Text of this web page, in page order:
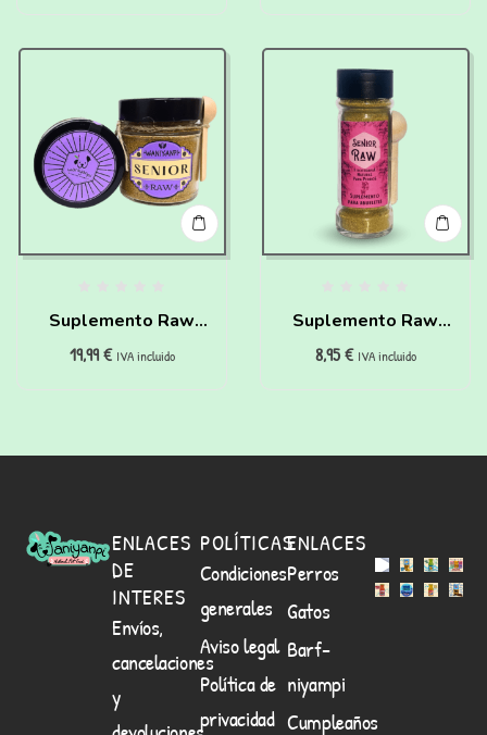
(200g)
Suplemento Raw
Senior para perros
19,99€ IVA incluido
Suplemento Raw
Senior para perros
8,95€ IVA incluido
ENLACES
DE
INTERES
Envíos,
cancelaciones
y
POLÍTICAS
Condiciones
generales
Aviso legal
Política de
privacidad
ENLACES
Perros
Gatos
Barf-
niyampi
Cumpleaños